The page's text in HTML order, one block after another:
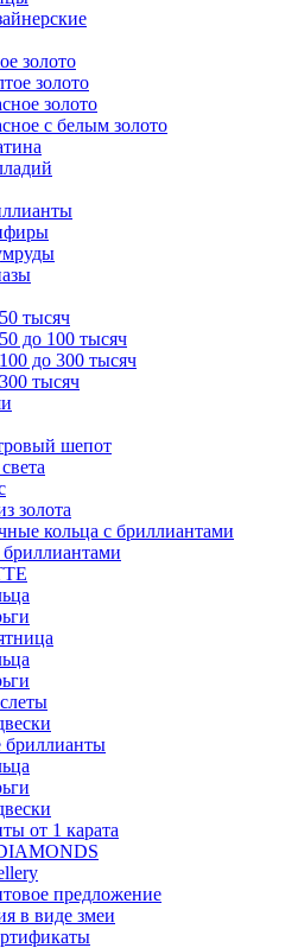
золото
золото
золото
с белым золото
тысяч
до 100 тысяч
до 300 тысяч
тысяч
шепот
золота
кольца с бриллиантами
бриллианты
от 1 карата
предложение
в виде змеи